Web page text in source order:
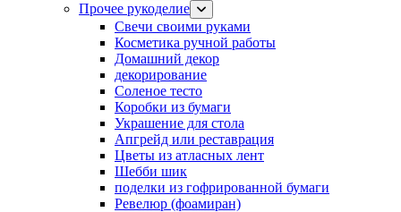
Прочее рукоделие
Свечи своими руками
Косметика ручной работы
Домашний декор
декорирование
Соленое тесто
Коробки из бумаги
Украшение для стола
Апгрейд или реставрация
Цветы из атласных лент
Шебби шик
поделки из гофрированной бумаги
Ревелюр (фоамиран)